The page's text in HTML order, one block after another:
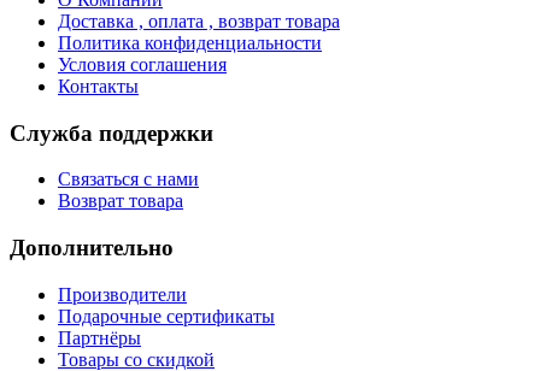
Доставка , оплата , возврат товара
Политика конфиденциальности
Условия соглашения
Контакты
Служба поддержки
Связаться с нами
Возврат товара
Дополнительно
Производители
Подарочные сертификаты
Партнёры
Товары со скидкой